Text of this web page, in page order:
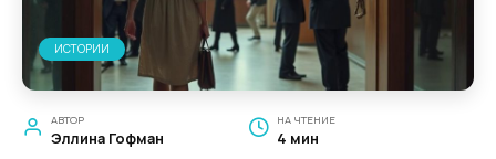
ИСТОРИИ
АВТОР
Эллина Гофман
НА ЧТЕНИЕ
4 мин